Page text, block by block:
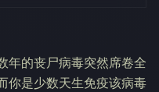
年的丧尸病毒突然席卷全
你是少数天生免疫该病毒